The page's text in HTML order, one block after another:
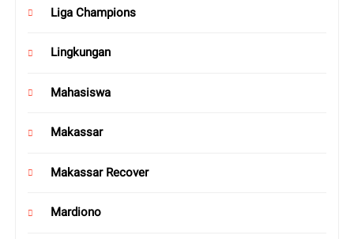
Liga Champions
Lingkungan
Mahasiswa
Makassar
Makassar Recover
Mardiono